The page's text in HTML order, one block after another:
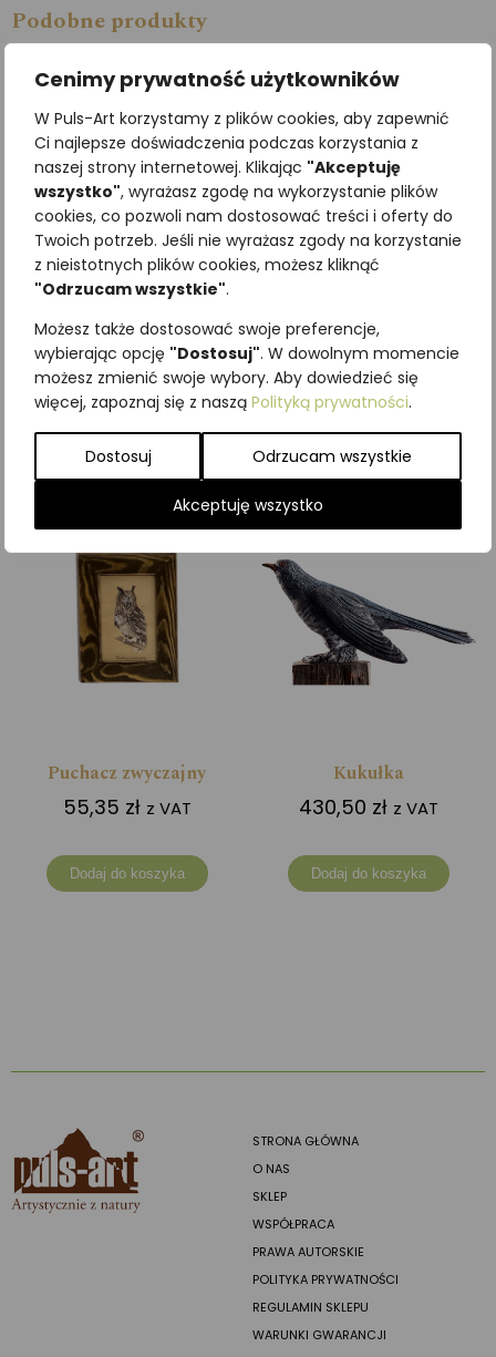
Cenimy prywatność użytkowników
W Puls-Art korzystamy z plików cookies, aby zapewnić
Ci najlepsze doświadczenia podczas korzystania z
naszej strony internetowej. Klikając "Akceptuję
wszystko", wyrażasz zgodę na wykorzystanie plików
cookies, co pozwoli nam dostosować treści i oferty do
Twoich potrzeb. Jeśli nie wyrażasz zgody na korzystanie
z nieistotnych plików cookies, możesz kliknąć
"Odrzucam wszystkie".
Możesz także dostosować swoje preferencje,
wybierając opcję "Dostosuj". W dowolnym momencie
możesz zmienić swoje wybory. Aby dowiedzieć się
więcej, zapoznaj się z naszą Polityką prywatności.
Dostosuj Odrzucam wszystkie
Akceptuję wszystko
Podobne produkty
Mysikrólik
196,80zł z VAT
Wróbel
196,30 zł z VAT
Puchacz zwyczajny
55,35 zł z VAT
Dodaj do koszyka
Kukułka
430,50 zł z VAT
Dodaj do koszyka
STRONA GŁÓWNA
O NAS
SKLEP
WSPÓŁPRACA
PRAWA AUTORSKIE
POLITYKA PRYWATNOŚCI
REGULAMIN SKLEPU
WARUNKI GWARANCJI